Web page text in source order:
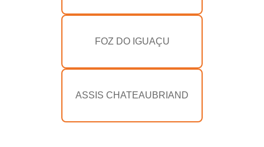
FOZ DO IGUAÇU
ASSIS CHATEAUBRIAND